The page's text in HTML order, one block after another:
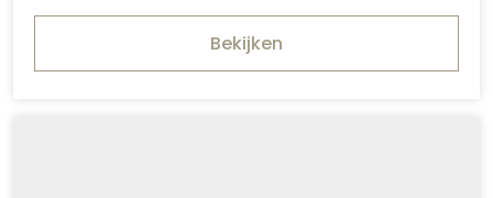
Bekijken